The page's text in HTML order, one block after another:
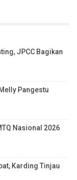
JPCC Bagikan
Pangestu
Nasional 2026
Karding Tinjau